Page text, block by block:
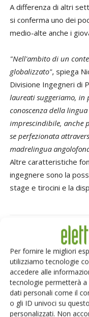
Per fornire le migliori
utilizziamo tecnologie
accedere alle
tecnologie permetterà
dati personali come il
o gli ID univoci su
personalizzati. Non
A differenza di altri
si conferma uno dei
medio-alte anche i
"Nell'ambito di un
globalizzato", spiega
Divisione Ingegneri di
laureati suggeriamo,
conoscenza della
imprescindibile, anche
se perfezionata
madrelingua
Altre caratteristiche
ingegnere sono la
stage e tirocini e la
Facebook
ARTICOLI CORRELATI ALTRO